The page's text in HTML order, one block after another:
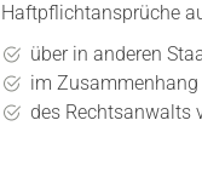
Haftpflichtansprüche
über in anderen
im
des Rechtsanwalts